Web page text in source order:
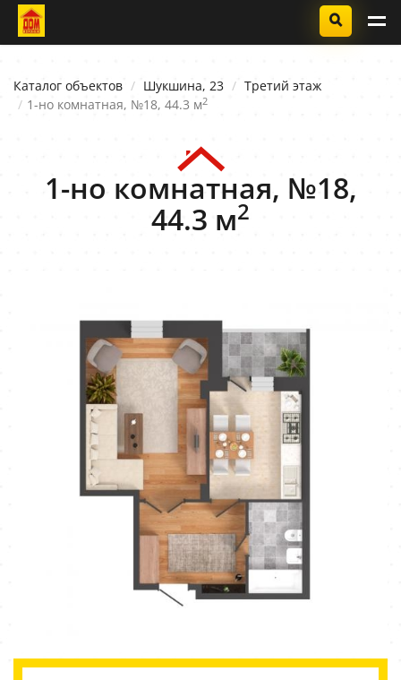
Каталог объектов Шукшина, 23
Третий этаж
1-но комнатная, №18, 44.3 м2
1-но комнатная, №18,
44.3 м2